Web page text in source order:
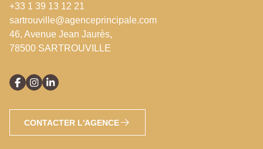
+33 1 39 13 12 21
sartrouville@agenceprincipale.com
46, Avenue Jean Jaurès,
78500 SARTROUVILLE
CONTACTER L'AGENCE